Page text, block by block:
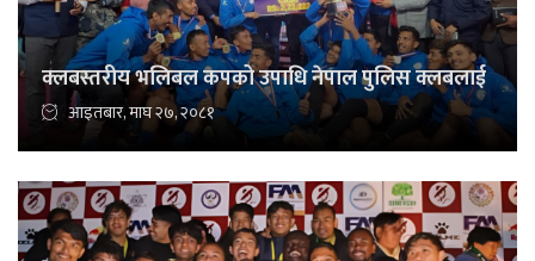
क्लबस्तरीय भलिबल कपको उपाधि नेपाल पुलिस क्लबलाई
आइतबार, माघ २७, २०८१